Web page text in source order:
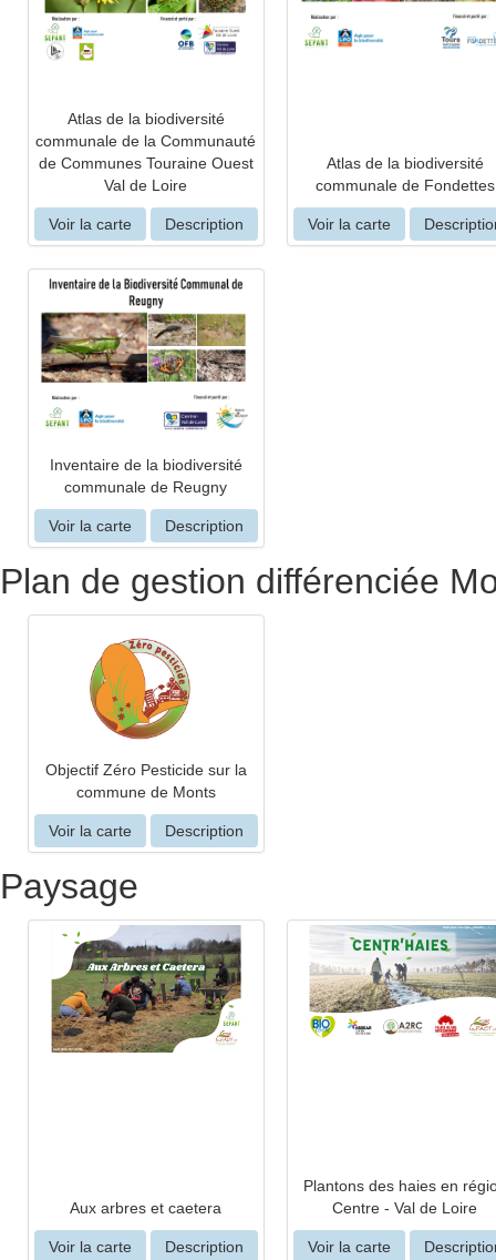
Atlas de la biodiversité
communale de la Communauté
de Communes Touraine Ouest
Val de Loire
Voir la carte Description
Atlas de la biodiversité
communale de Fondettes
Voir la carte
Inventaire de la biodiversité
communale de Reugny
Voir la carte Description
Plan de gestion différenciée
Objectif Zéro Pesticide sur la
commune de Monts
Voir la carte Description
Paysage
Aux arbres et caetera
Voir la carte Description
Plantons des haies en
Centre - Val de Loire
Voir la carte